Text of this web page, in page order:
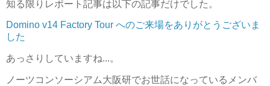
知る限りレポート記事は以下の記事だけでした。
Domino v14 Factory Tour へのご来場をありがとうございま
した
あっさりしていますね...。
ノーツコンソーシアム大阪研でお世話になっているメンバ